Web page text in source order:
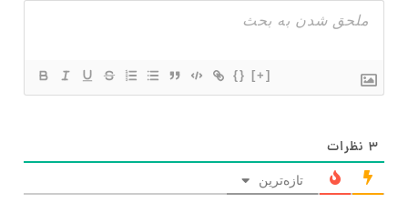
{} [+]
۳ نظرات
تازه‌ترین